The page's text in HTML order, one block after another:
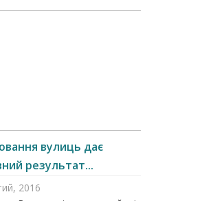
вулиць дає
результат...
2016